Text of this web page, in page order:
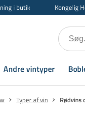
i butik Kongelig
Andre vintyper
Typer af vin Rødvins